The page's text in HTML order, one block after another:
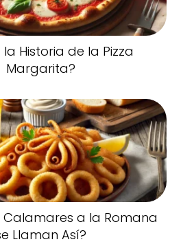
la Historia de la Pizza
Margarita?
Calamares a la Romana
Llaman Así?